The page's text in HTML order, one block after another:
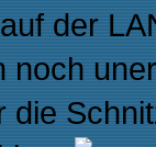
der
noch
die